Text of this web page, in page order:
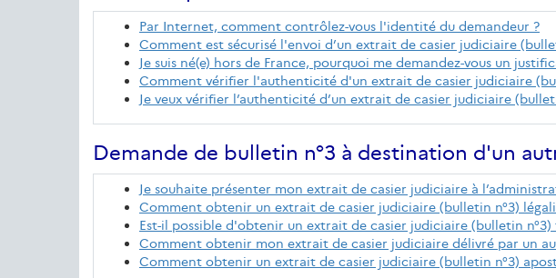
Par Internet, comment contrôlez-vous l'identité du demandeur ?
Comment est sécurisé l'envoi d’un extrait de casier judiciaire
Je suis né(e) hors de France, pourquoi me demandez-vous un
Comment vérifier l'authenticité d'un extrait de casier judiciaire
Je veux vérifier l’authenticité d’un extrait de casier judiciaire
Demande de bulletin n°3 à destination d'un
Je souhaite présenter mon extrait de casier judiciaire à
Comment obtenir un extrait de casier judiciaire (bulletin n°3)
Est-il possible d'obtenir un extrait de casier judiciaire (bulletin
Comment obtenir mon extrait de casier judiciaire délivré par un
Comment obtenir un extrait de casier judiciaire (bulletin n°3)